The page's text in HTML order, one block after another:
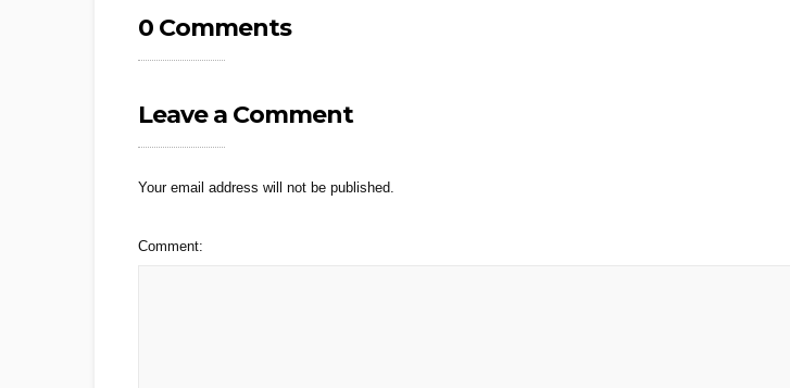
0 Comments
Leave a Comment
Your email address will not be published.
Comment: